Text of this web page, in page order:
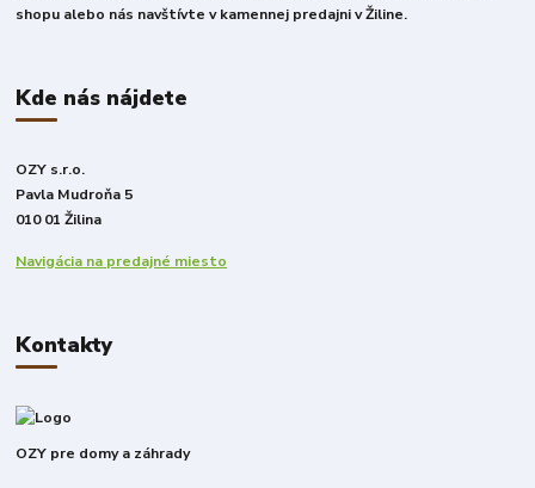
shopu alebo nás navštívte v kamennej predajni v Žiline.
Kde nás nájdete
OZY s.r.o.
Pavla Mudroňa 5
010 01 Žilina
Navigácia na predajné miesto
Kontakty
OZY pre domy a záhrady